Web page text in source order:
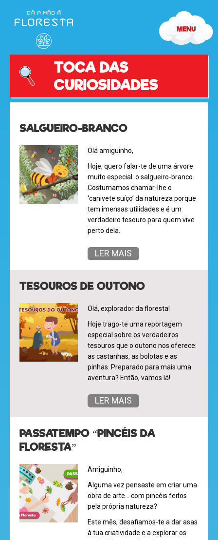
olá
mega
TOCA DAS
CURIOSIDADES
SALGUEIRO-BRANCO
Olá amiguinho,
Hoje, quero falar-te de uma árvore
muito especial: o salgueiro-branco.
Costumamos chamar-lhe o
‘canivete suíço’ da natureza porque
tem imensas utilidades e é um
verdadeiro tesouro para quem vive
perto dela.
LER MAIS
TESOUROS DE OUTONO
Olá, explorador da floresta!
Hoje trago-te uma reportagem
especial sobre os verdadeiros
tesouros que o outono nos oferece:
as castanhas, as bolotas e as
pinhas. Preparado para mais uma
aventura? Então, vamos lá!
LER MAIS
PASSATEMPO “PINCÉIS DA
FLORESTA”
Amiguinho,
Alguma vez pensaste em criar uma
obra de arte… com pincéis feitos
pela própria natureza?
Este mês, desafiamos-te a dar asas
à tua criatividade e a explorar os